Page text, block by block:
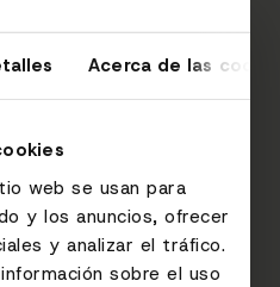
Acerca de las
web se usan para
y los anuncios, ofrecer
y analizar el tráfico.
sobre el uso